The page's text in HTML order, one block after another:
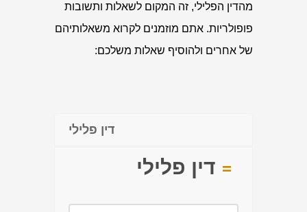
מהדין הפלילי, זה המקום לשאלות ותשובות
פופולריות. אתם מוזמנים לקרוא משאלותיהם
של אחרים ולהוסיף שאלות משלכם:
דין פלילי
דין פלילי